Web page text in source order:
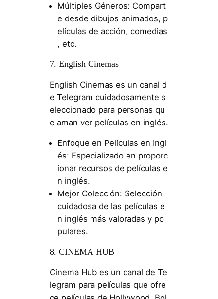
Múltiples Géneros: Compart
e desde dibujos animados, p
elículas de acción, comedias
, etc.
7. English Cinemas
English Cinemas es un canal d
e Telegram cuidadosamente s
eleccionado para personas qu
e aman ver películas en inglés.
Enfoque en Películas en Ingl
és: Especializado en proporc
ionar recursos de películas e
n inglés.
Mejor Colección: Selección
cuidadosa de las películas e
n inglés más valoradas y po
pulares.
8. CINEMA HUB
Cinema Hub es un canal de Te
legram para películas que ofre